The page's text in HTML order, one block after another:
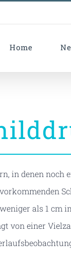
Home
in denen noch
als 1 cm
von einer